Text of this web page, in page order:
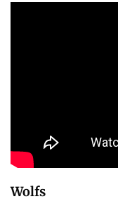
Wolfs